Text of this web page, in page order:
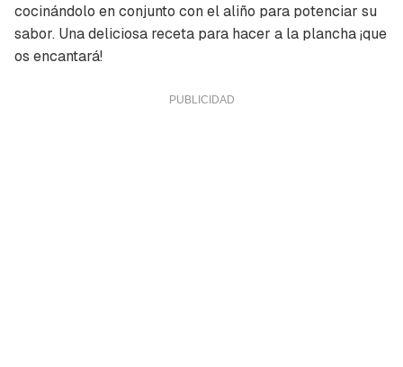
cocinándolo en conjunto con el aliño para potenciar su
sabor. Una deliciosa receta para hacer a la plancha ¡que
os encantará!